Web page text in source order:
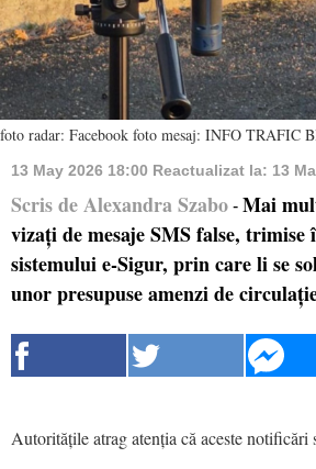
foto radar: Facebook foto mesaj: INFO TRAFIC
13 May 2026 18:00 Reactualizat la: 13
Scris de Alexandra Szabo - Mai
vizați de mesaje SMS false, trimise
sistemului e-Sigur, prin care li se
unor presupuse amenzi de
Autoritățile atrag atenția că aceste notificări